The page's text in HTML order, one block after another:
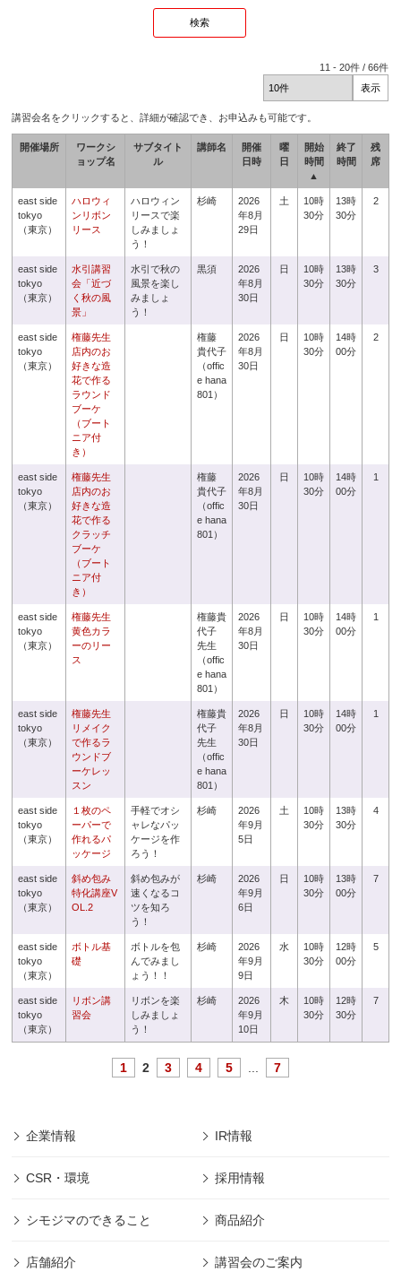
11 -20件 /66件
講習会名をクリックすると、詳細が確認でき、お申込みも可能です。
開催場所
ワークシ
ョップ名
サブタイト
ル
講師名
開催
日時
曜
日
開始
時間
▲
終了
時間
残
席
east side
tokyo
（東京）
ハロウィ
ンリボン
リース
ハロウィン
リースで楽
しみましょ
う！
杉崎
2026
年8月
29日
土
10時
30分
13時
30分
2
east side
tokyo
（東京）
水引講習
会「近づ
く秋の風
景」
水引で秋の
風景を楽し
みましょ
う！
黒須
2026
年8月
30日
日
10時
30分
13時
30分
3
east side
tokyo
（東京）
権藤先生
店内のお
好きな造
花で作る
ラウンド
ブーケ
（ブート
ニア付
き）
権藤
貴代子
（offic
e hana
801）
2026
年8月
30日
日
10時
30分
14時
00分
2
east side
tokyo
（東京）
権藤先生
店内のお
好きな造
花で作る
クラッチ
ブーケ
（ブート
ニア付
き）
権藤
貴代子
（offic
e hana
801）
2026
年8月
30日
日
10時
30分
14時
00分
1
east side
tokyo
（東京）
権藤先生
黄色カラ
ーのリー
ス
権藤貴
代子
先生
（offic
e hana
801）
2026
年8月
30日
日
10時
30分
14時
00分
1
east side
tokyo
（東京）
権藤先生
リメイク
で作るラ
ウンドブ
ーケレッ
スン
権藤貴
代子
先生
（offic
e hana
801）
2026
年8月
30日
日
10時
30分
14時
00分
1
east side
tokyo
（東京）
１枚のペ
ーパーで
作れるパ
ッケージ
手軽でオシ
ャレなパッ
ケージを作
ろう！
杉崎
2026
年9月
5日
土
10時
30分
13時
30分
4
east side
tokyo
（東京）
斜め包み
特化講座V
OL.2
斜め包みが
速くなるコ
ツを知ろ
う！
杉崎
2026
年9月
6日
日
10時
30分
13時
00分
7
east side
tokyo
（東京）
ボトル基
礎
ボトルを包
んでみまし
ょう！！
杉崎
2026
年9月
9日
水
10時
30分
12時
00分
5
east side
tokyo
（東京）
リボン講
習会
リボンを楽
しみましょ
う！
杉崎
2026
年9月
10日
木
10時
30分
12時
30分
7
1 2 3 4 5 7
企業情報 IR情報
CSR・環境 採用情報
シモジマのできること 商品紹介
店舗紹介 講習会のご案内